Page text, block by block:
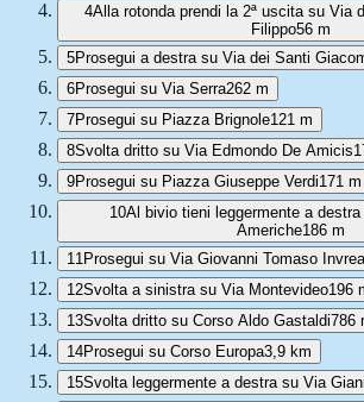
4Alla rotonda prendi la 2ª uscita su Via
Filippo56 m
5Prosegui a destra su Via dei Santi
6Prosegui su Via Serra262 m
7Prosegui su Piazza Brignole121 m
8Svolta dritto su Via Edmondo De Amicis
9Prosegui su Piazza Giuseppe Verdi171 m
10Al bivio tieni leggermente a
Americhe186 m
11 Prosegui su Via Giovanni Tomaso Invrea
12Svolta a sinistra su Via Montevideo196
13Svolta dritto su Corso Aldo Gastaldi786
14Prosegui su Corso Europa3,9 km
15Svolta leggermente a destra su Via